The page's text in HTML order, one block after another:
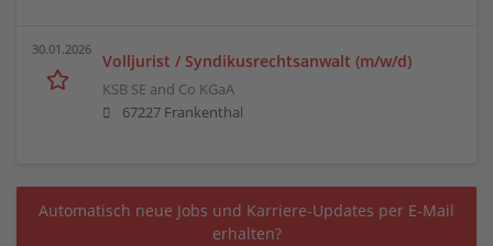
30.01.2026
Volljurist / Syndikusrechtsanwalt (m/w/d)
KSB SE and Co KGaA
67227 Frankenthal
Automatisch neue Jobs und Karriere-Updates per E-Mail
erhalten?